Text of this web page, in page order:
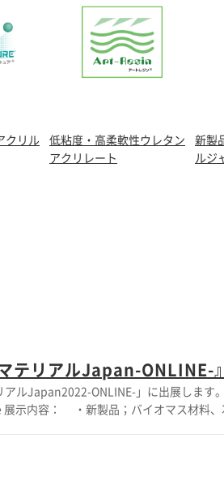
クリル 低粘度・高柔軟性ウレタン
アクリレート
新製
ルジ
テリアルJapan-ONLINE-
」に出展します。 ぜひご来場ください。 開催期間：2022年10月17日
ックバインダー用途 ・真球状架橋ポリ